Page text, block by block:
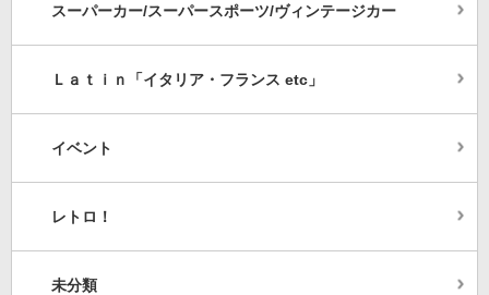
スーパーカー/スーパースポーツ/ヴィンテージカー
Ｌａｔｉｎ「イタリア・フランス etc」
イベント
レトロ！
未分類